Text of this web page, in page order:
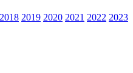
2018 2019 2020 2021 2022 2023